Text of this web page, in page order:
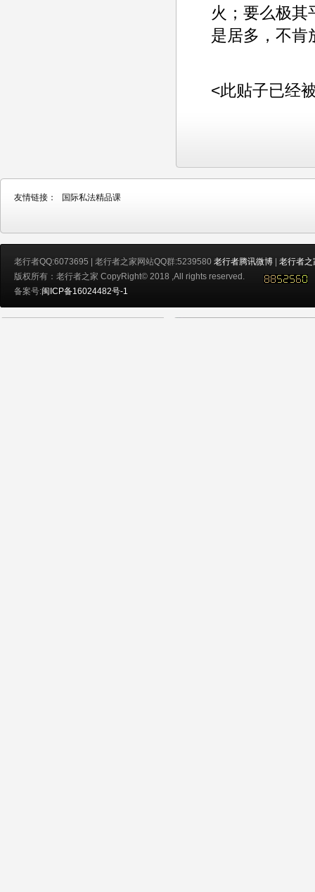
火；要么极其
是居多，不肯
<此贴子已经
友情链接： 国际私法精品课
老行者QQ:6073695 | 老行者之家网站QQ群:5239580 老行者腾讯微博 | 老行者之
版权所有：老行者之家 CopyRight© 2018 ,All rights reserved.
备案号:闽ICP备16024482号-1